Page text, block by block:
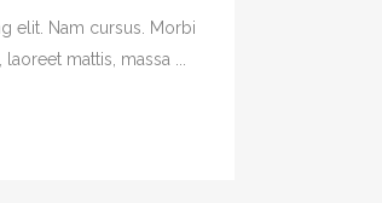
elit. Nam cursus. Morbi
mattis, massa ...